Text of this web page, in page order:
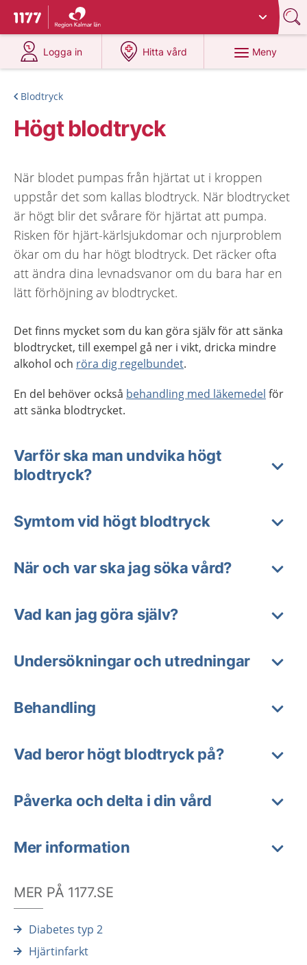
Till startsidan för 1177
Du har valt region
Logga in
på 1177.se
Hitta vård
på 1177.se
Meny
Blodtryck
Högt blodtryck
När blodet pumpas från hjärtat ut i kroppen
uppstår det som kallas blodtryck. När blodtrycket
är högt blir det svårare för hjärtat att pumpa.
Risken för hjärt-kärlsjukdomar och njurproblem
ökar om du har högt blodtryck. Det räcker ofta
att ändra dina levnadsvanor om du bara har en
lätt förhöjning av blodtrycket.
Det finns mycket som du kan göra själv för att sänka
blodtrycket, till exempel gå ner i vikt, dricka mindre
alkohol och röra dig regelbundet.
En del behöver också behandling med läkemedel för
att sänka blodtrycket.
Varför ska man undvika högt
blodtryck?
Symtom vid högt blodtryck
När och var ska jag söka vård?
Vad kan jag göra själv?
Undersökningar och utredningar
Behandling
Vad beror högt blodtryck på?
Påverka och delta i din vård
Mer information
MER PÅ 1177.SE
Diabetes typ 2
Hjärtinfarkt